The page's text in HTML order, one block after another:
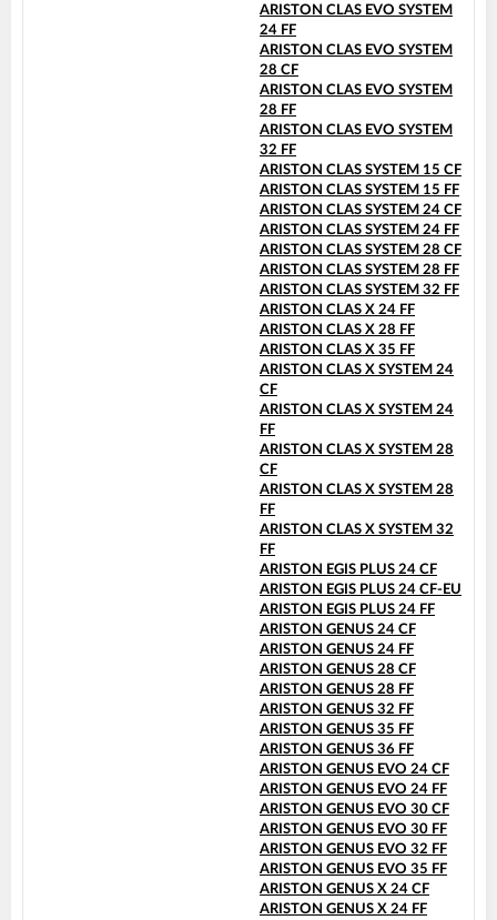
ARISTON CLAS EVO SYSTEM
24 FF
ARISTON CLAS EVO SYSTEM
28 CF
ARISTON CLAS EVO SYSTEM
28 FF
ARISTON CLAS EVO SYSTEM
32 FF
ARISTON CLAS SYSTEM 15 CF
ARISTON CLAS SYSTEM 15 FF
ARISTON CLAS SYSTEM 24 CF
ARISTON CLAS SYSTEM 24 FF
ARISTON CLAS SYSTEM 28 CF
ARISTON CLAS SYSTEM 28 FF
ARISTON CLAS SYSTEM 32 FF
ARISTON CLAS X 24 FF
ARISTON CLAS X 28 FF
ARISTON CLAS X 35 FF
ARISTON CLAS X SYSTEM 24
CF
ARISTON CLAS X SYSTEM 24
FF
ARISTON CLAS X SYSTEM 28
CF
ARISTON CLAS X SYSTEM 28
FF
ARISTON CLAS X SYSTEM 32
FF
ARISTON EGIS PLUS 24 CF
ARISTON EGIS PLUS 24 CF-EU
ARISTON EGIS PLUS 24 FF
ARISTON GENUS 24 CF
ARISTON GENUS 24 FF
ARISTON GENUS 28 CF
ARISTON GENUS 28 FF
ARISTON GENUS 32 FF
ARISTON GENUS 35 FF
ARISTON GENUS 36 FF
ARISTON GENUS EVO 24 CF
ARISTON GENUS EVO 24 FF
ARISTON GENUS EVO 30 CF
ARISTON GENUS EVO 30 FF
ARISTON GENUS EVO 32 FF
ARISTON GENUS EVO 35 FF
ARISTON GENUS X 24 CF
ARISTON GENUS X 24 FF